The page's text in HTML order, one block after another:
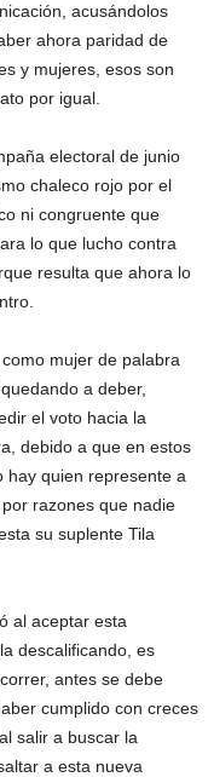
acusándolos
ahora paridad de
y mujeres, esos son
por igual.
electoral de junio
chaleco rojo por el
ni congruente que
lo que lucho contra
resulta que ahora lo
mujer de palabra
a deber,
el voto hacia la
debido a que en estos
hay quien represente a
razones que nadie
su suplente Tila
al aceptar esta
descalificando, es
antes se debe
cumplido con creces
salir a buscar la
a esta nueva